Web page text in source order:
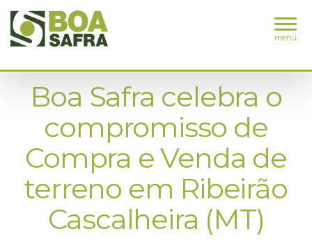
menu
Boa Safra celebra o
compromisso de
Compra e Venda de
terreno em Ribeirão
Cascalheira (MT)